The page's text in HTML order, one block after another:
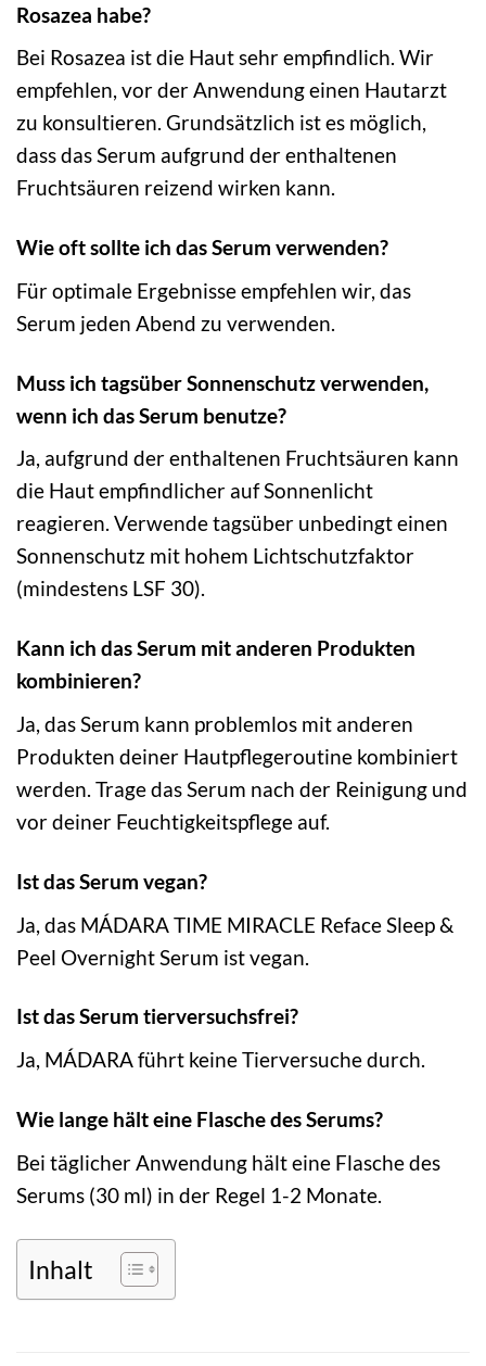
Rosazea habe?
Bei Rosazea ist die Haut sehr empfindlich. Wir
empfehlen, vor der Anwendung einen Hautarzt
zu konsultieren. Grundsätzlich ist es möglich,
dass das Serum aufgrund der enthaltenen
Fruchtsäuren reizend wirken kann.
Wie oft sollte ich das Serum verwenden?
Für optimale Ergebnisse empfehlen wir, das
Serum jeden Abend zu verwenden.
Muss ich tagsüber Sonnenschutz verwenden,
wenn ich das Serum benutze?
Ja, aufgrund der enthaltenen Fruchtsäuren kann
die Haut empfindlicher auf Sonnenlicht
reagieren. Verwende tagsüber unbedingt einen
Sonnenschutz mit hohem Lichtschutzfaktor
(mindestens LSF 30).
Kann ich das Serum mit anderen Produkten
kombinieren?
Ja, das Serum kann problemlos mit anderen
Produkten deiner Hautpflegeroutine kombiniert
werden. Trage das Serum nach der Reinigung und
vor deiner Feuchtigkeitspflege auf.
Ist das Serum vegan?
Ja, das MÁDARA TIME MIRACLE Reface Sleep &
Peel Overnight Serum ist vegan.
Ist das Serum tierversuchsfrei?
Ja, MÁDARA führt keine Tierversuche durch.
Wie lange hält eine Flasche des Serums?
Bei täglicher Anwendung hält eine Flasche des
Serums (30 ml) in der Regel 1-2 Monate.
Inhalt